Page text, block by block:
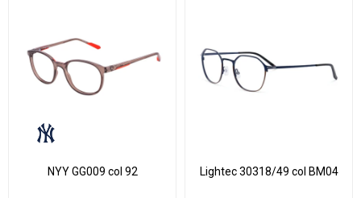
NYY GG009 col 92 Lightec 30318/49 col BM04